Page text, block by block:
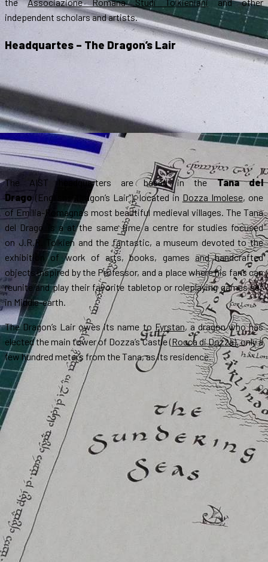
independent scholars and artists.
Headquartes – The Dragon’s Lair
The AIST headquarters are based in theTana del
Drago (English: “Dragon’s Lair”), located in Dozza Imolese, one
of Emilia-Romagna’s most beautiful medieval villages. The Tana
del Drago is a at the same time a centre for studies focused
on J.R.R. Tolkien and the fantastic, a museum devoted to the
exhibition of work of arts, books, games and handcrafted
objects inspired by the Professor, and a place where his fans can
reunite and play their favorite tabletop or roleplaying games set
in Middle-earth.
The Dragon’s Lair owes its name to Fyrstan, a dragon who has
elected the main tower of Dozza’s Castle (Rocca di Dozza), only a
few hundred meters from the Tana, as its residence.